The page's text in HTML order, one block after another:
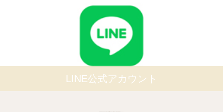
LINE公式アカウント